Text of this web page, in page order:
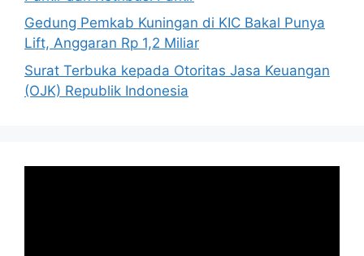
Gedung Pemkab Kuningan di KIC Bakal Punya
Lift, Anggaran Rp 1,2 Miliar
Surat Terbuka kepada Otoritas Jasa Keuangan
(OJK) Republik Indonesia